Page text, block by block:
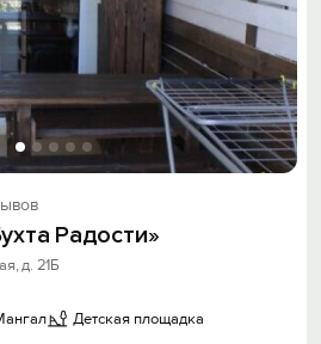
Радости»
д. 21Б
Детская площадка